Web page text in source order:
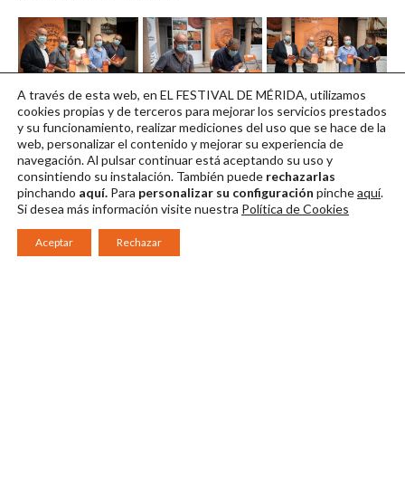
libro1
Descargar en alta
libro2
Descargar en alta
libro3
Descargar en alta
A través de esta web, en EL FESTIVAL DE MÉRIDA, utilizamos
cookies propias y de terceros para mejorar los servicios prestados
y su funcionamiento, realizar mediciones del uso que se hace de la
web, personalizar el contenido y mejorar su experiencia de
navegación. Al pulsar continuarestá aceptando su uso y
consintiendo su instalación. También puede rechazarlas
pinchando aquí. Para personalizar su configuración pincheaquí.
Si desea más información visite nuestra Política de Cookies
Aceptar Rechazar